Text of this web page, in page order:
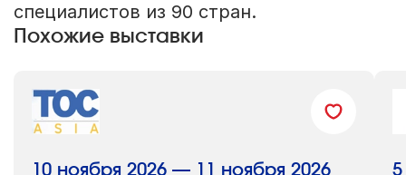
специалистов из 90 стран.
Похожие выставки
10 ноября 2026 — 11 ноября 2026